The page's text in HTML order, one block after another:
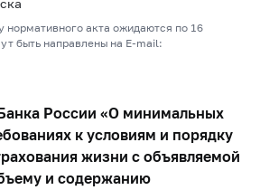
нормативного акта ожидаются по 16
быть направлены на E-mail:
России «О минимальных
к условиям и порядку
жизни с объявляемой
и содержанию